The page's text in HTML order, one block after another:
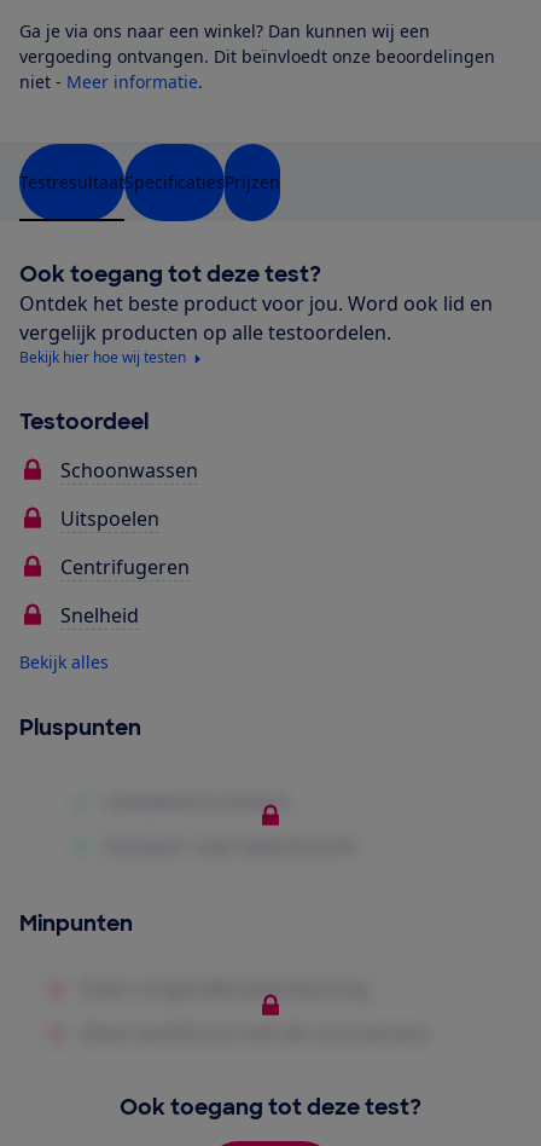
Ga je via ons naar een winkel? Dan kunnen wij een
vergoeding ontvangen. Dit beïnvloedt onze beoordelingen
niet - Meer informatie.
TestresultaatSpecificatiesPrijzen
Ook toegang tot deze test?
Ontdek het beste product voor jou. Word ook lid en
vergelijk producten op alle testoordelen.
Bekijk hier hoe wij testen
Testoordeel
Schoonwassen
Uitspoelen
Centrifugeren
Snelheid
Bekijk alles
Pluspunten
Minpunten
Ook toegang tot deze test?